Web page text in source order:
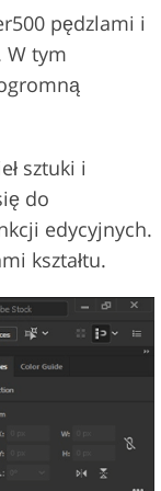
pędzlami i
W tym
sztuki i
do
edycyjnych.
kształtu.